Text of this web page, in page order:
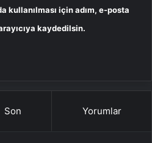
kullanılması için adım, e-posta
kaydedilsin.
Son Yorumlar